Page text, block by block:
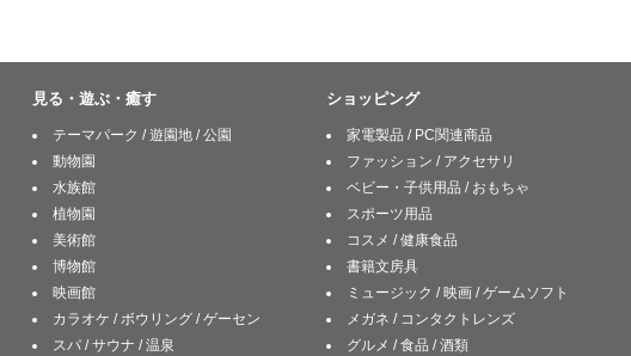
見る・遊ぶ・癒す
テーマパーク / 遊園地 / 公園
動物園
水族館
植物園
美術館
博物館
映画館
カラオケ / ボウリング / ゲーセン
スパ / サウナ / 温泉
ショッピング
家電製品 / PC関連商品
ファッション / アクセサリ
ベビー・子供用品 / おもちゃ
スポーツ用品
コスメ / 健康食品
書籍文房具
ミュージック / 映画 / ゲームソフト
メガネ / コンタクトレンズ
グルメ / 食品 / 酒類